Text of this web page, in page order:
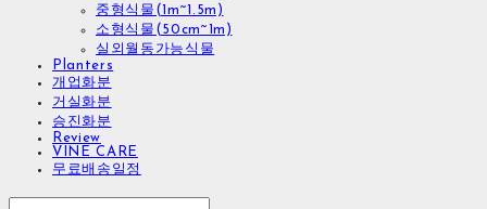
중형식물(1m~1.5m)
소형식물(50cm~1m)
실외월동가능식물
Planters
개업화분
거실화분
승진화분
Review
VINE CARE
무료배송일정